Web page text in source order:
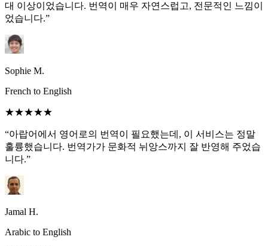
대 이상이었습니다. 번역이 매우 자연스럽고, 전문적인 느낌이
었습니다.”
Sophie M.
French to English
★★★★★
“아랍어에서 영어로의 번역이 필요했는데, 이 서비스는 정말
훌륭했습니다. 번역가가 문화적 뉘앙스까지 잘 반영해 주었습
니다.”
Jamal H.
Arabic to English